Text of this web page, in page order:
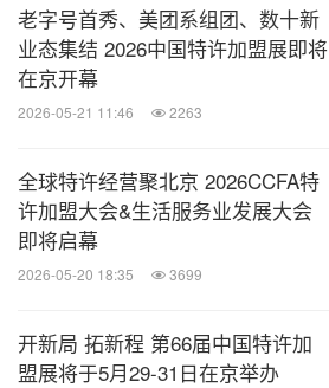
老字号首秀、美团系组团、数十新
业态集结 2026中国特许加盟展即将
在京开幕
2026-05-21 11:46 2263
全球特许经营聚北京 2026CCFA特
许加盟大会&生活服务业发展大会
即将启幕
2026-05-20 18:35 3699
开新局 拓新程 第66届中国特许加
盟展将于5月29-31日在京举办